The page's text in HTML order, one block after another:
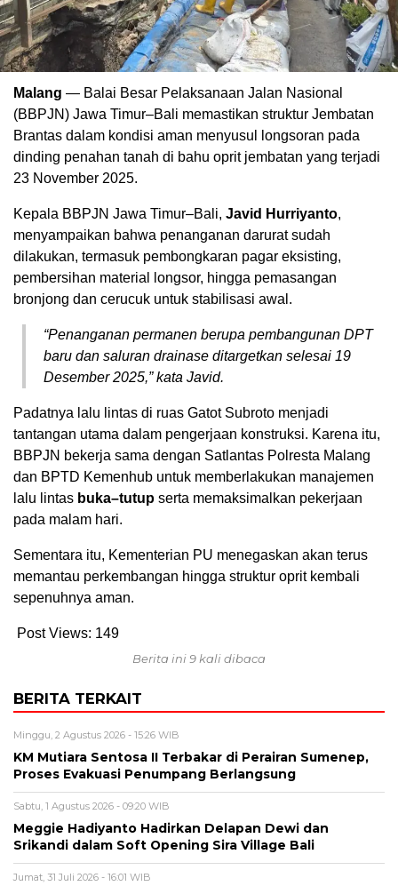
Malang — Balai Besar Pelaksanaan Jalan Nasional
(BBPJN) Jawa Timur–Bali memastikan struktur Jembatan
Brantas dalam kondisi aman menyusul longsoran pada
dinding penahan tanah di bahu oprit jembatan yang terjadi
23 November 2025.
Kepala BBPJN Jawa Timur–Bali, Javid Hurriyanto,
menyampaikan bahwa penanganan darurat sudah
dilakukan, termasuk pembongkaran pagar eksisting,
pembersihan material longsor, hingga pemasangan
bronjong dan cerucuk untuk stabilisasi awal.
“Penanganan permanen berupa pembangunan DPT
baru dan saluran drainase ditargetkan selesai 19
Desember 2025,” kata Javid.
Padatnya lalu lintas di ruas Gatot Subroto menjadi
tantangan utama dalam pengerjaan konstruksi. Karena itu,
BBPJN bekerja sama dengan Satlantas Polresta Malang
dan BPTD Kemenhub untuk memberlakukan manajemen
lalu lintas buka–tutup serta memaksimalkan pekerjaan
pada malam hari.
Sementara itu, Kementerian PU menegaskan akan terus
memantau perkembangan hingga struktur oprit kembali
sepenuhnya aman.
Post Views: 149
Berita ini 9 kali dibaca
BERITA TERKAIT
Minggu, 2 Agustus 2026 - 15:26 WIB
KM Mutiara Sentosa II Terbakar di Perairan Sumenep,
Proses Evakuasi Penumpang Berlangsung
Sabtu, 1 Agustus 2026 - 09:20 WIB
Meggie Hadiyanto Hadirkan Delapan Dewi dan
Srikandi dalam Soft Opening Sira Village Bali
Jumat, 31 Juli 2026 - 16:01 WIB